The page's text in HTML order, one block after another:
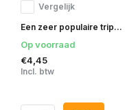
Vergelijk
Een zeer populaire trip...
Op voorraad
€4,45
Incl. btw